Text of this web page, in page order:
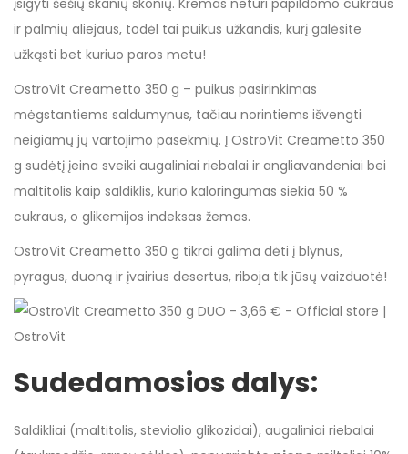
įsigyti šešių skanių skonių. Kremas neturi papildomo cukraus
ir palmių aliejaus, todėl tai puikus užkandis, kurį galėsite
užkąsti bet kuriuo paros metu!
OstroVit Creametto 350 g – puikus pasirinkimas
mėgstantiems saldumynus, tačiau norintiems išvengti
neigiamų jų vartojimo pasekmių. Į OstroVit Creametto 350
g sudėtį įeina sveiki augaliniai riebalai ir angliavandeniai bei
maltitolis kaip saldiklis, kurio kaloringumas siekia 50 %
cukraus, o glikemijos indeksas žemas.
OstroVit Creametto 350 g tikrai galima dėti į blynus,
pyragus, duoną ir įvairius desertus, riboja tik jūsų vaizduotė!
Sudedamosios dalys:
Saldikliai (maltitolis, steviolio glikozidai), augaliniai riebalai